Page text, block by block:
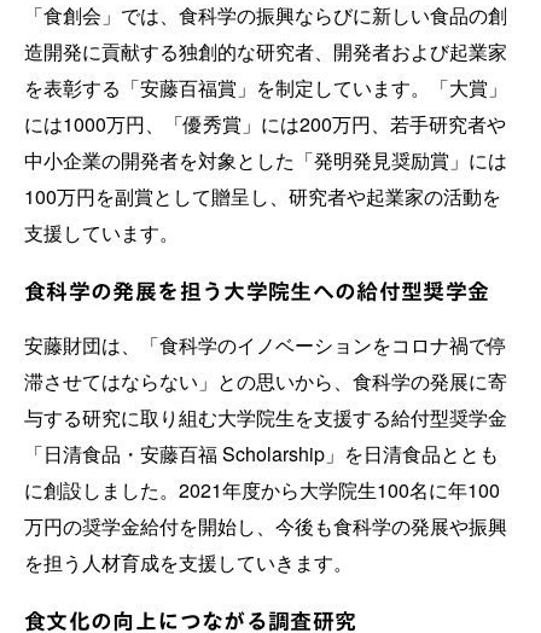
「食創会」では、食科学の振興ならびに新しい食品の創
造開発に貢献する独創的な研究者、開発者および起業家
を表彰する「安藤百福賞」を制定しています。「大賞」
には1000万円、「優秀賞」には200万円、若手研究者や
中小企業の開発者を対象とした「発明発見奨励賞」には
100万円を副賞として贈呈し、研究者や起業家の活動を
支援しています。
食科学の発展を担う大学院生への給付型奨学金
安藤財団は、「食科学のイノベーションをコロナ禍で停
滞させてはならない」との思いから、食科学の発展に寄
与する研究に取り組む大学院生を支援する給付型奨学金
「日清食品・安藤百福 Scholarship」を日清食品ととも
に創設しました。2021年度から大学院生100名に年100
万円の奨学金給付を開始し、今後も食科学の発展や振興
を担う人材育成を支援していきます。
食文化の向上につながる調査研究